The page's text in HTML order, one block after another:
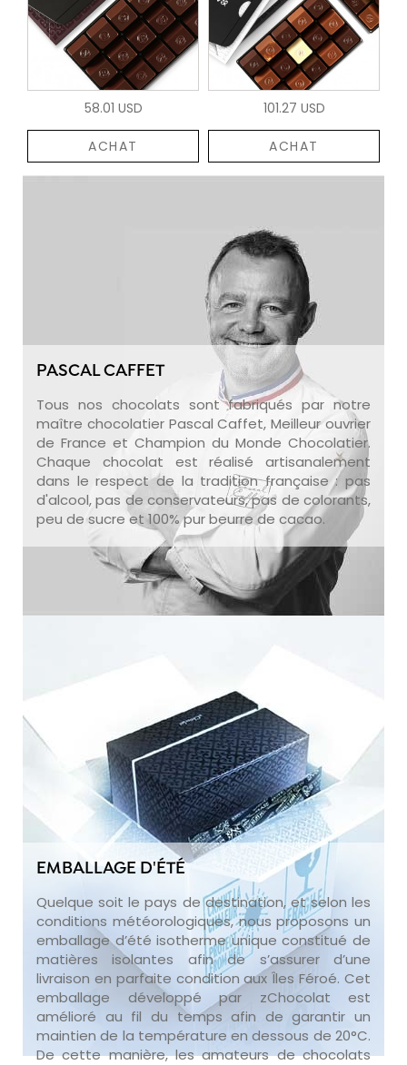
58.01 USD
ACHAT
101.27 USD
ACHAT
PASCAL CAFFET
Tous nos chocolats sont fabriqués par notre
maître chocolatier Pascal Caffet, Meilleur ouvrier
de France et Champion du Monde Chocolatier.
Chaque chocolat est réalisé artisanalement
dans le respect de la tradition française : pas
d'alcool, pas de conservateurs, pas de colorants,
peu de sucre et 100% pur beurre de cacao.
EMBALLAGE D'ÉTÉ
Quelque soit le pays de destination, et selon les
conditions météorologiques, nous proposons un
emballage d’été isotherme unique constitué de
matières isolantes afin de s’assurer d’une
livraison en parfaite condition aux Îles Féroé. Cet
emballage développé par zChocolat est
amélioré au fil du temps afin de garantir un
maintien de la température en dessous de 20°C.
De cette manière, les amateurs de chocolats